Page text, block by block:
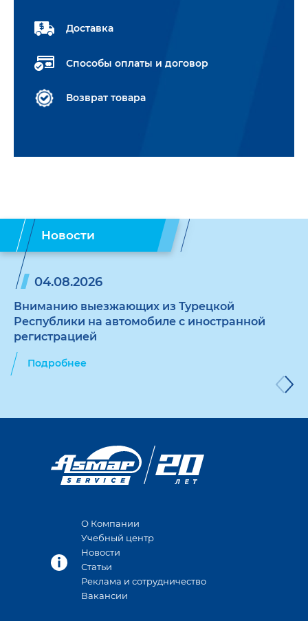
Доставка
Способы оплаты и договор
Возврат товара
Новости
04.08.2026
Вниманию выезжающих из Турецкой
Республики на автомобиле с иностранной
регистрацией
Подробнее
О Компании
Учебный центр
Новости
Статьи
Реклама и сотрудничество
Вакансии